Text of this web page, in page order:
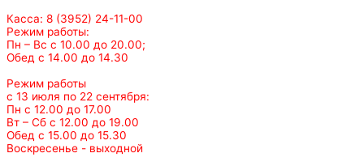
Касса: 8 (3952) 24-11-00
Режим работы:
Пн – Вс с 10.00 до 20.00;
Обед с 14.00 до 14.30
Режим работы
с 13 июля по 22 сентября:
Пн с 12.00 до 17.00
Вт – Сб с 12.00 до 19.00
Обед с 15.00 до 15.30
Воскресенье - выходной